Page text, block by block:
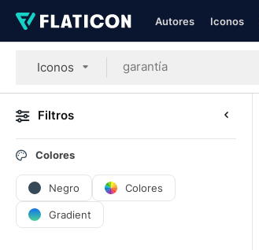
Autores Iconos
Iconos
Filtros
Colores
Negro Colores
Gradient